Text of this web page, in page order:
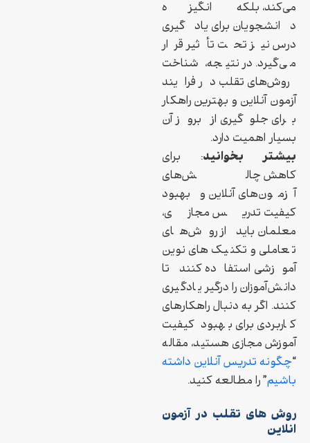
می‌کند، بلکه انگیزه
دانشجویان برای یادگیری
درس نیز تحت تأثیر قرار
می‌گیرد. در نتیجه، شناخت
روش‌های تقلب در فرایند
آزمون آنلاین و بهترین راهکار
برای جلوگیری از بروز آن
بسیار اهمیت دارد.
بیشتر بخوانید: برای
کاهش چالش‌های
آزمون‌های آنلاین و بهبود
کیفیت تدریس مجازی،
معلمان باید از روش‌های
تعاملی و تکنیک‌های نوین
آموزشی استفاده کنند تا
دانش‌آموزان را درگیر یادگیری
کنند. اگر به دنبال راهکارهای
کاربردی برای بهبود کیفیت
آموزش مجازی هستید، مقاله
“چگونه تدریس آنلاین داشته
باشیم” را مطالعه کنید.
روش های تقلب در آزمون
انلاین